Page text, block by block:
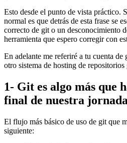
Esto desde el punto de vista práctico.
normal es que detrás de esta frase se
correcto de git o un desconocimiento
herramienta que espero corregir con
En adelante me referiré a tu cuenta
otro sistema de hosting de
1- Git es algo más que
final de nuestra
El flujo más básico de uso de git que
siguiente: